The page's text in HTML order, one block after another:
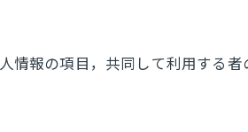
情報の項目，共同して利用する者